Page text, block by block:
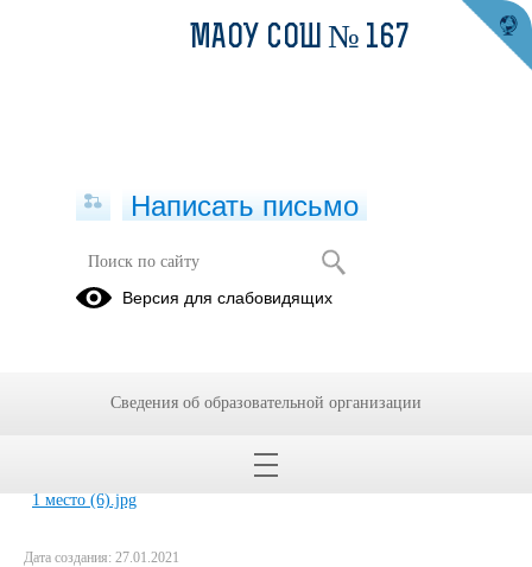
Спорт
учебный год.
Дата создания: 27.01.2021
МАОУ СОШ № 167
Написать письмо
Версия для слабовидящих
Сведения об образовательной организации